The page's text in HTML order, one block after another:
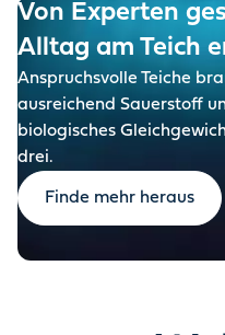
Von Experten
Alltag am Teich
Anspruchsvolle Teiche
ausreichend Sauerstoff
biologisches
drei.
Finde mehr heraus